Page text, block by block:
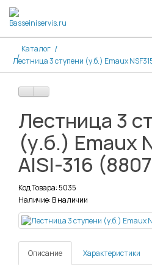
Каталог
Лестница 3 ступени (у.б.) Emaux
Лестница 3
(у.б.) Emaux
AISI-316
Код Товара: 5035
Наличие: В наличии
Описание Характеристики